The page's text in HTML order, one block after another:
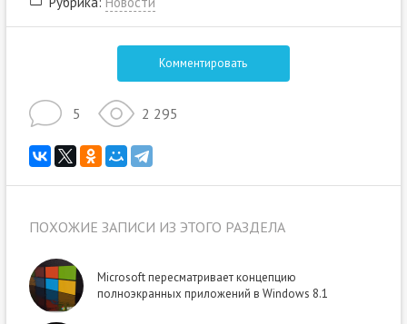
Комментировать
5 2 295
ПОХОЖИЕ ЗАПИСИ ИЗ ЭТОГО РАЗДЕЛА
Microsoft пересматривает концепцию
полноэкранных приложений в Windows 8.1